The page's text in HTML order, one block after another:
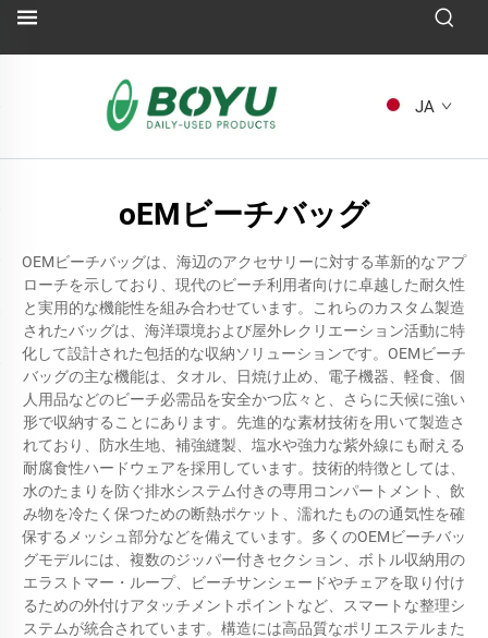
JA
oEMビーチバッグ
OEMビーチバッグは、海辺のアクセサリーに対する革新的なアプ
ローチを示しており、現代のビーチ利用者向けに卓越した耐久性
と実用的な機能性を組み合わせています。これらのカスタム製造
されたバッグは、海洋環境および屋外レクリエーション活動に特
化して設計された包括的な収納ソリューションです。OEMビーチ
バッグの主な機能は、タオル、日焼け止め、電子機器、軽食、個
人用品などのビーチ必需品を安全かつ広々と、さらに天候に強い
形で収納することにあります。先進的な素材技術を用いて製造さ
れており、防水生地、補強縫製、塩水や強力な紫外線にも耐える
耐腐食性ハードウェアを採用しています。技術的特徴としては、
水のたまりを防ぐ排水システム付きの専用コンパートメント、飲
み物を冷たく保つための断熱ポケット、濡れたものの通気性を確
保するメッシュ部分などを備えています。多くのOEMビーチバッ
グモデルには、複数のジッパー付きセクション、ボトル収納用の
エラストマー・ループ、ビーチサンシェードやチェアを取り付け
るための外付けアタッチメントポイントなど、スマートな整理シ
ステムが統合されています。構造には高品質なポリエステルまた